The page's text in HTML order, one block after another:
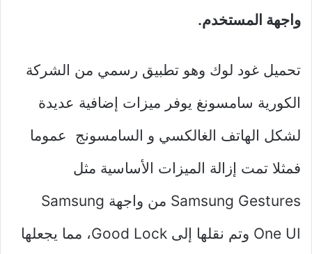
واجهة المستخدم.
تحميل غود لوك وهو تطبيق رسمي من الشركة
الكورية سامسونغ يوفر ميزات إضافية عديدة
لشكل الهاتف الغالكسي و السامسونج عموما
فمثلا تمت إزالة الميزات الأساسية مثل
Samsung Gestures من واجهة Samsung
One UI وتم نقلها إلى Good Lock، مما يجعلها